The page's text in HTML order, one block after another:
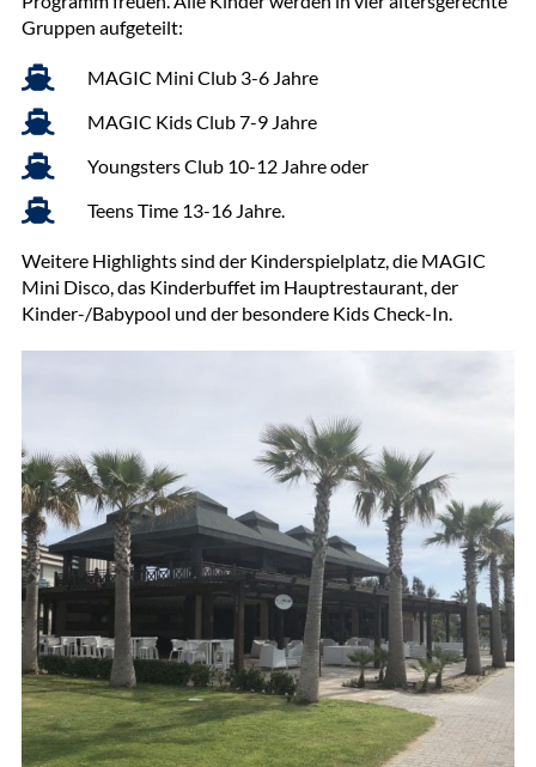
Gruppen aufgeteilt:
MAGIC Mini Club 3-6 Jahre
MAGIC Kids Club 7-9 Jahre
Youngsters Club 10-12 Jahre oder
Teens Time 13-16 Jahre.
Weitere Highlights sind der Kinderspielplatz, die MAGIC
Mini Disco, das Kinderbuffet im Hauptrestaurant, der
Kinder-/Babypool und der besondere Kids Check-In.